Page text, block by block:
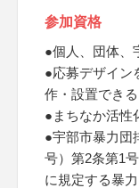
参加資格
●個人、団体、
●応募デザイン
作・設置できる
●まちなか活性
●宇部市暴力団
号）第2条第1
に規定する暴